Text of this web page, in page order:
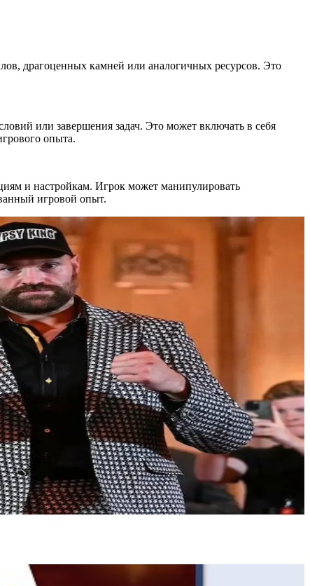
драгоценных камней или аналогичных ресурсов. Это
или завершения задач. Это может включать в себя
опыта.
и настройкам. Игрок может манипулировать
игровой опыт.